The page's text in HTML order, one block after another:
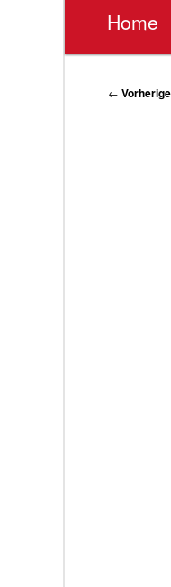
Home
←